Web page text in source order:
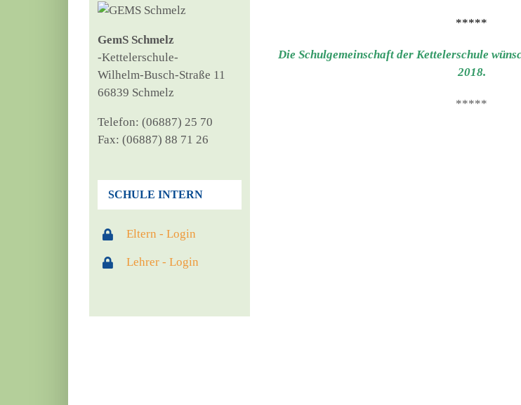
*****
Die Schul­ge­mein­schaft der Ket­tel­er­schu­le
2018.
*****
GemS Schmelz
‑Ket­tel­er­schu­le-
Wil­helm-Busch-Stra­ße 11
66839 Schmelz
Tele­fon: (06887) 25 70
Fax: (06887) 88 71 26
SCHULE INTERN
Eltern - Login
Lehrer - Login